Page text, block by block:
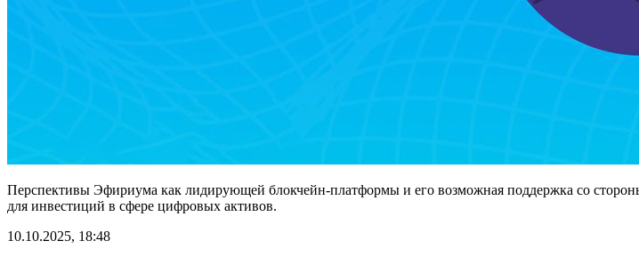
Перспективы Эфириума как лидирующей блокчейн-платформы и его возможная поддержка со
для инвестиций в сфере цифровых активов.
10.10.2025, 18:48